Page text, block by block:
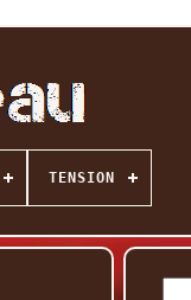
TENSION